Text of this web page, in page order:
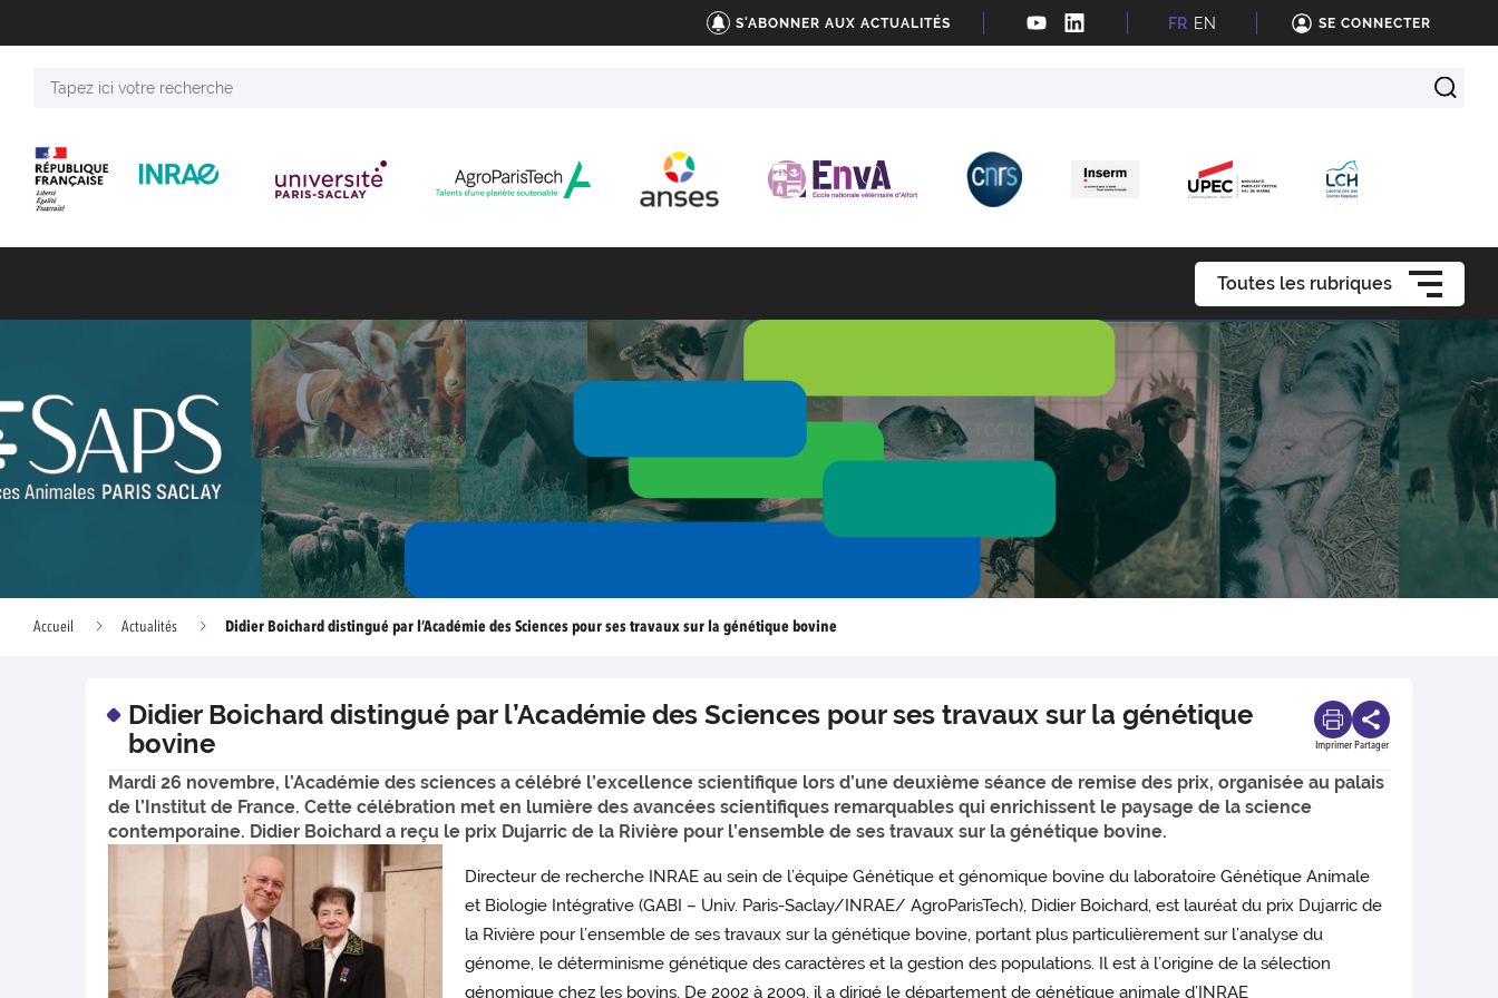
S'ABONNER AUX ACTUALITÉS FR EN SE CONNECTER
Toutes les rubriques
Accueil Actualités Didier Boichard distingué par l’Académie des Sciences pour ses travaux sur la génétique bovine
Didier Boichard distingué par l’Académie des Sciences pour ses travaux sur la génétique
bovine
Imprimer Partager
Mardi 26 novembre, l’Académie des sciences a célébré l’excellence scientifique lors d’une deuxième séance de remise des prix, organisée au palais
de l’Institut de France. Cette célébration met en lumière des avancées scientifiques remarquables qui enrichissent le paysage de la science
contemporaine. Didier Boichard a reçu le prix Dujarric de la Rivière pour l’ensemble de ses travaux sur la génétique bovine.
Directeur de recherche INRAE au sein de l’équipe Génétique et génomique bovine du laboratoire Génétique Animale
et Biologie Intégrative (GABI – Univ. Paris-Saclay/INRAE/ AgroParisTech), Didier Boichard, est lauréat du prix Dujarric de
la Rivière pour l’ensemble de ses travaux sur la génétique bovine, portant plus particulièrement sur l’analyse du
génome, le déterminisme génétique des caractères et la gestion des populations. Il est à l’origine de la sélection
génomique chez les bovins. De 2002 à 2009, il a dirigé le département de génétique animale d’INRAE